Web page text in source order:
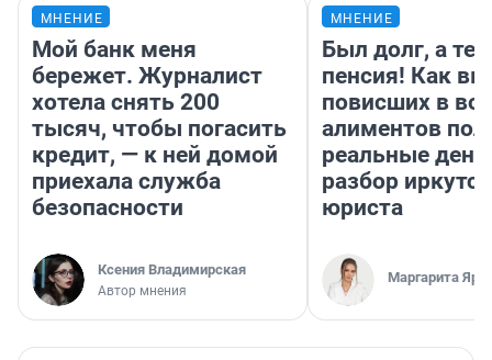
МНЕНИЕ
Мой банк меня
бережет. Журналист
хотела снять 200
тысяч, чтобы погасить
кредит, — к ней домой
приехала служба
безопасности
Ксения Владимирская
Автор мнения
МНЕНИЕ
Был долг, а
пенсия! Как
повисших в
алиментов
реальные
разбор
юриста
Маргарита